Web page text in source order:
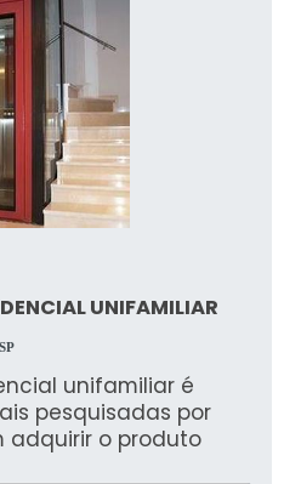
UNIFAMILIAR
unifamiliar é
pesquisadas por
adquirir o produto